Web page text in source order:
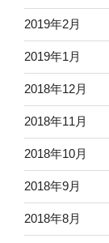
2019年2月
2019年1月
2018年12月
2018年11月
2018年10月
2018年9月
2018年8月